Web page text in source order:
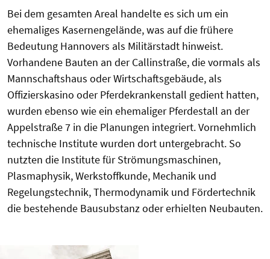
Bei dem gesamten Areal handelte es sich um ein
ehemaliges Kasernengelände, was auf die frühere
Bedeutung Hannovers als Militärstadt hinweist.
Vorhandene Bauten an der Callinstraße, die vormals als
Mannschaftshaus oder Wirtschaftsgebäude, als
Offizierskasino oder Pferdekrankenstall gedient hatten,
wurden ebenso wie ein ehemaliger Pferdestall an der
Appelstraße 7 in die Planungen integriert. Vornehmlich
technische Institute wurden dort untergebracht. So
nutzten die Institute für Strömungsmaschinen,
Plasmaphysik, Werkstoffkunde, Mechanik und
Regelungstechnik, Thermodynamik und Fördertechnik
die bestehende Bausubstanz oder erhielten Neubauten.